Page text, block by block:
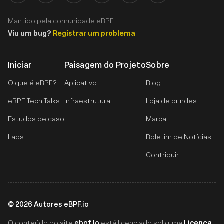
Iniciar
O que é eBPF?
eBPF Tech Talks
Estudos de caso
Labs
Paisagem do Projeto
Aplicativo
Infraestrutura
Sobre
Blog
Loja de brindes
Marca
Boletim de Notícias
Contribuir
Mantido pela comunidade eBPF.
Viu um bug? Registrar um problema
© 2026 Autores eBPF.io